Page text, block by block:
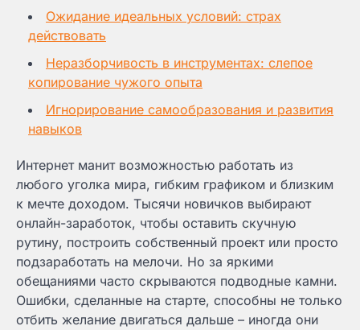
Ожидание идеальных условий: страх
действовать
Неразборчивость в инструментах: слепое
копирование чужого опыта
Игнорирование самообразования и развития
навыков
Интернет манит возможностью работать из
любого уголка мира, гибким графиком и близким
к мечте доходом. Тысячи новичков выбирают
онлайн-заработок, чтобы оставить скучную
рутину, построить собственный проект или просто
подзаработать на мелочи. Но за яркими
обещаниями часто скрываются подводные камни.
Ошибки, сделанные на старте, способны не только
отбить желание двигаться дальше – иногда они